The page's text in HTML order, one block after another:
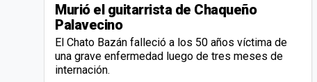
Murió el guitarrista de Chaqueño
Palavecino
El Chato Bazán falleció a los 50 años víctima de
una grave enfermedad luego de tres meses de
internación.